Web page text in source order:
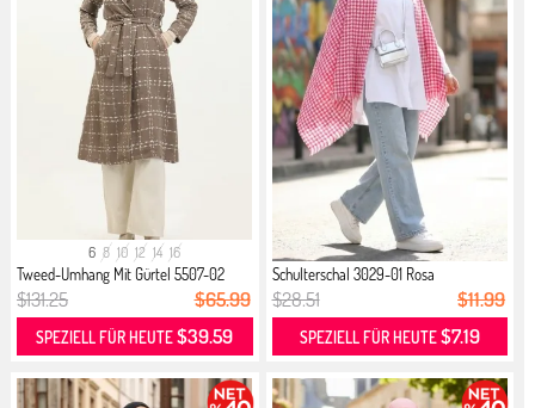
6 8 10 12 14 16
Tweed-Umhang Mit Gürtel 5507-02
Nerz
$131.25 $65.99
SPEZIELL FÜR HEUTE$39.59
Schulterschal 3029-01 Rosa
$28.51 $11.99
SPEZIELL FÜR HEUTE$7.19